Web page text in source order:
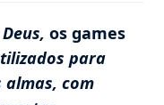
os games
para
almas, com